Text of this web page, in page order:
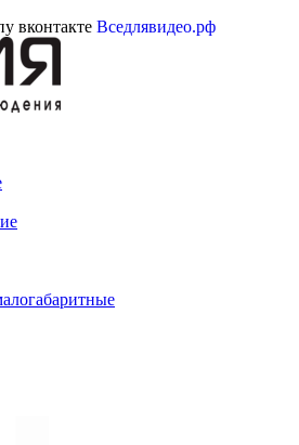
вконтакте Вседлявидео.рф